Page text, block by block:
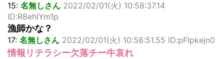
15: 名無しさん 2022/02/01(火) 10:58:37.14
ID:R8ehlYm1p
漁師かな？
17: 名無しさん 2022/02/01(火) 10:58:51.55 ID:pFIpkejn0
情報リテラシー欠落チー牛哀れ